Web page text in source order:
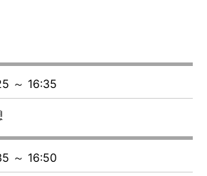
～ 16:35
～ 16:50